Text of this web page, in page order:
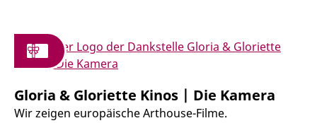
Gloria & Gloriette Kinos | Die Kamera
Wir zeigen europäische Arthouse-Filme.